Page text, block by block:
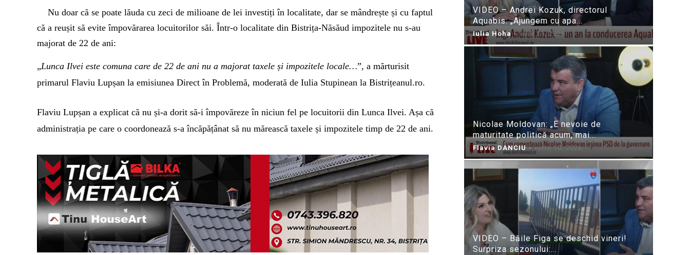
Nu doar că se poate lăuda cu zeci de milioane de lei investiți în localitate, dar se mândrește și cu faptul
că a reușit să evite împovărarea locuitorilor săi. Într-o localitate din Bistrița-Năsăud impozitele nu s-au
majorat de 22 de ani:
„Lunca Ilvei este comuna care de 22 de ani nu a majorat taxele și impozitele locale…”, a mărturisit
primarul Flaviu Lupșan la emisiunea Direct în Problemă, moderată de Iulia Stupinean la Bistrițeanul.ro.
Flaviu Lupșan a explicat că nu și-a dorit să-i împovăreze în niciun fel pe locuitorii din Lunca Ilvei. Așa că
administrația pe care o coordonează s-a încăpățânat să nu mărească taxele și impozitele timp de 22 de ani.
VIDEO – Andrei Kozuk, directorul
Aquabis: „Ajungem cu apa...
Iulia Hoha - iulie 21, 2026
Nicolae Moldovan: „E nevoie de
maturitate politică acum, mai...
Flavia DANCIU - iunie 10, 2026
VIDEO – Băile Figa se deschid vineri!
Surpriza sezonului:...